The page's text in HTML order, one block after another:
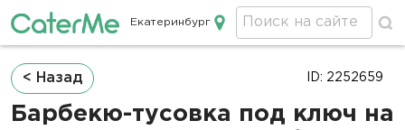
Кейтеринг в Екатеринбурге
Екатеринбург
Строка
навигации
< Назад
Барбекю-тусовка под ключ на
ID: 2252659